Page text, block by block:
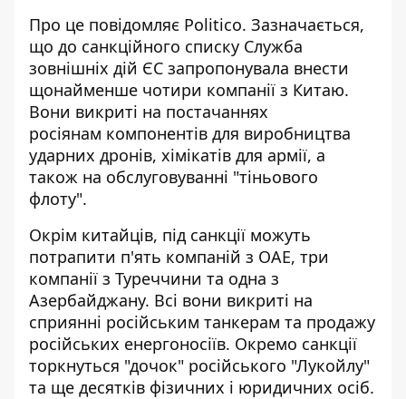
Про це повідомляє Politico. Зазначається,
що до санкційного списку Служба
зовнішніх дій ЄС запропонувала внести
щонайменше чотири компанії з Китаю.
Вони викриті на постачаннях
росіянам компонентів для виробництва
ударних дронів, хімікатів для армії, а
також на обслуговуванні "тіньового
флоту".
Окрім китайців, під санкції можуть
потрапити п'ять компаній з ОАЕ, три
компанії з Туреччини та одна з
Азербайджану. Всі вони викриті на
сприянні російським танкерам та продажу
російських енергоносіїв. Окремо санкції
торкнуться "дочок" російського "Лукойлу"
та ще десятків фізичних і юридичних осіб.